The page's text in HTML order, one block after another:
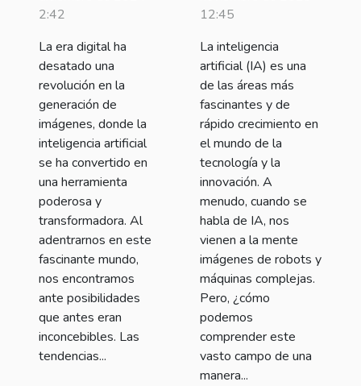
de los
generadores
de imágenes
con IA
2:42
La era digital ha
desatado una
revolución en la
generación de
imágenes, donde la
inteligencia artificial
se ha convertido en
una herramienta
poderosa y
transformadora. Al
adentrarnos en este
fascinante mundo,
nos encontramos
ante posibilidades
que antes eran
inconcebibles. Las
tendencias...
12:45
La inteligencia
artificial (IA) es una
de las áreas más
fascinantes y de
rápido crecimiento en
el mundo de la
tecnología y la
innovación. A
menudo, cuando se
habla de IA, nos
vienen a la mente
imágenes de robots y
máquinas complejas.
Pero, ¿cómo
podemos
comprender este
vasto campo de una
manera...